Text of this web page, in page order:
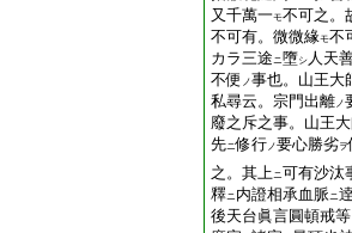
又千萬一モ不可之。
不可有。微微緣モ不
カラ三途ニ墮シ 人天
不便 ノ事也。山王大
私尋云。宗門出離ノ
廢之斥之事。山王
先ニ修行ノ要心勝劣ヲ
之。其上ニ可有沙汰
釋ニ内證相承血脈ニ
後天台眞言圓頓戒等